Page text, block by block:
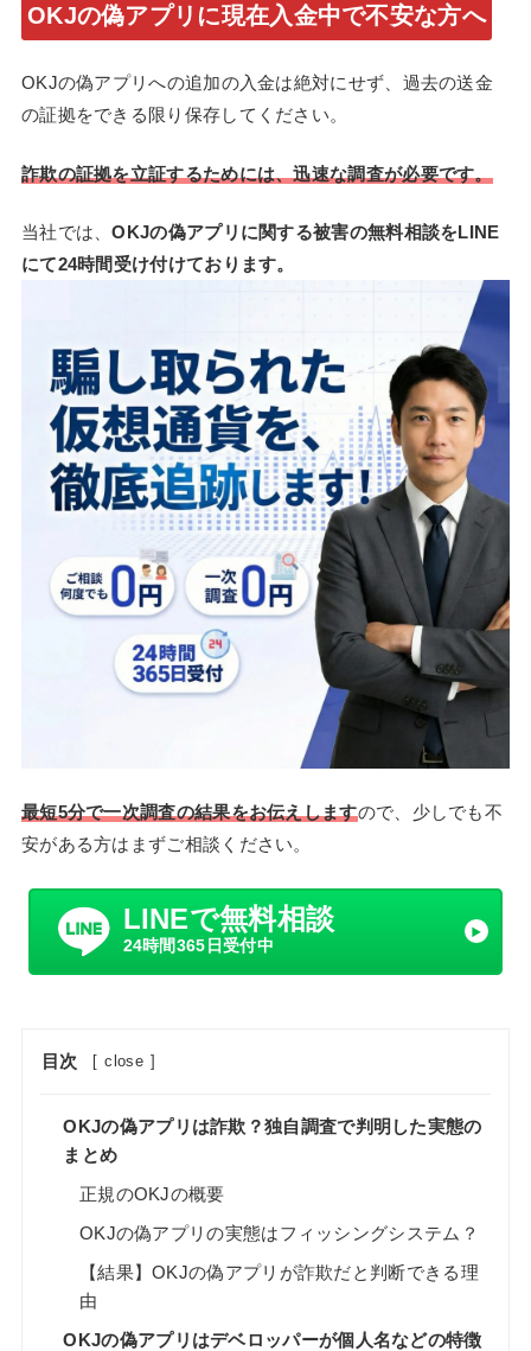
OKJの偽アプリに現在入金中で不安な方へ
OKJの偽アプリへの追加の入金は絶対にせず、過去の送金
の証拠をできる限り保存してください。
詐欺の証拠を立証するためには、迅速な調査が必要です。
当社では、OKJの偽アプリに関する被害の無料相談をLINE
にて24時間受け付けております。
最短5分で一次調査の結果をお伝えしますので、少しでも不
安がある方はまずご相談ください。
LINEで無料相談
24時間365日受付中
目次 [ close ]
OKJの偽アプリは詐欺？独自調査で判明した実態の
まとめ
正規のOKJの概要
OKJの偽アプリの実態はフィッシングシステム？
【結果】OKJの偽アプリが詐欺だと判断できる理
由
OKJの偽アプリはデベロッパーが個人名などの特徴